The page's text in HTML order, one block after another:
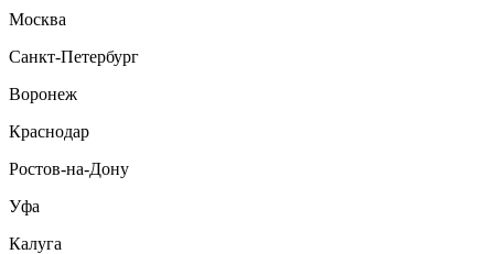
Москва
Санкт-Петербург
Воронеж
Краснодар
Ростов-на-Дону
Уфа
Калуга